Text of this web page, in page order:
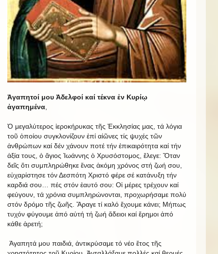
Ἀγαπητοί μου Ἀδελφοί καί τέκνα ἐν Κυρίῳ
ἀγαπημένα
Ὁ μεγαλύτερος ἱεροκήρυκας τῆς Ἐκκλησίας μας, τά λόγια
τοῦ ὁποίου συγκλονίζουν ἐπί αἰῶνες τίς ψυχές τῶν
ἀνθρώπων καί δέν χάνουν ποτέ τήν ἐπικαιρότητα καί τήν
ἀξία τους, ὁ ἅγιος Ἰωάννης ὁ Χρυσόστομος, ἔλεγε: Ὅταν
δεῖς ὅτι συμπληρώθηκε ἕνας ἀκόμη χρόνος στή ζωή σου,
εὐχαρίστησε τόν Δεσπότη Χριστό φέρε σέ κατάνυξη τήν
καρδιά σου… πές στόν ἑαυτό σου: Οἱ μέρες τρέχουν καί
φεύγουν, τά χρόνια συμπληρώνονται, προχωρήσαμε πολύ
στόν δρόμο τῆς ζωῆς. Ἄραγε τί καλό ἔχουμε κάνει; Μήπως
τυχόν φύγουμε ἀπό αὐτή τή ζωή ἄδειοι καί ἔρημοι ἀπό
κάθε ἀρετή;
Ἀγαπητά μου παιδιά, ἀντικρύσαμε τό νέο ἔτος τῆς